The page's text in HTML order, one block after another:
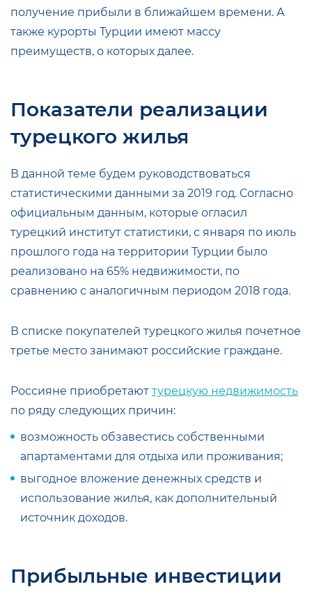
получение прибыли в ближайшем времени. А
также курорты Турции имеют массу
преимуществ, о которых далее.
Показатели реализации
турецкого жилья
В данной теме будем руководствоваться
статистическими данными за 2019 год. Согласно
официальным данным, которые огласил
турецкий институт статистики, с января по июль
прошлого года на территории Турции было
реализовано на 65% недвижимости, по
сравнению с аналогичным периодом 2018 года.
В списке покупателей турецкого жилья почетное
третье место занимают российские граждане.
Россияне приобретают турецкую недвижимость
по ряду следующих причин:
возможность обзавестись собственными
апартаментами для отдыха или проживания;
выгодное вложение денежных средств и
использование жилья, как дополнительный
источник доходов.
Прибыльные инвестиции